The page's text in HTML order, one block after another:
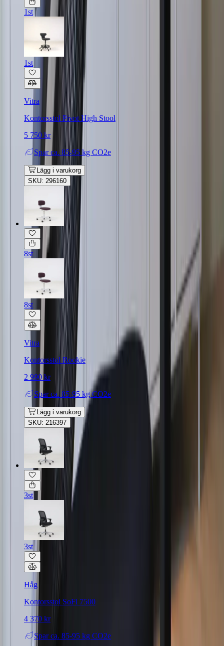
1st
1st
Vitra
Kontorsstol Pivot High Stool
5 750 kr
Spar ca. 85-95 kg CO2e
Lägg i varukorg
SKU: 296160
8st
8st
Vitra
Kontorsstol Rookie
2 990 kr
Spar ca. 85-95 kg CO2e
Lägg i varukorg
SKU: 216397
3st
3st
Håg
Kontorsstol SoFi 7500
4 370 kr
Spar ca. 85-95 kg CO2e